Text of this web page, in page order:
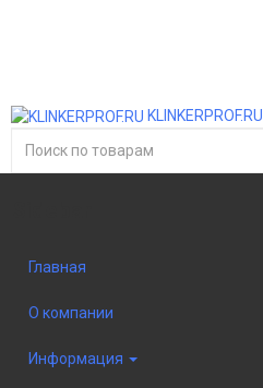
KLINKERPROF.RU
Главная
О компании
Информация